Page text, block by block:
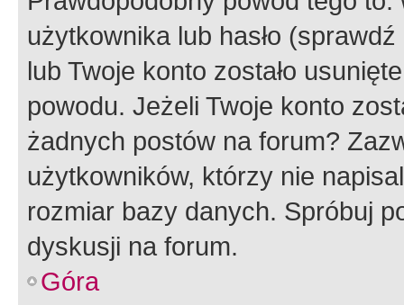
użytkownika lub hasło
lub Twoje konto zostało
powodu. Jeżeli Twoje konto
żadnych postów na forum?
użytkowników, którzy nie
rozmiar bazy danych. Spróbuj
dyskusji na forum.
Góra